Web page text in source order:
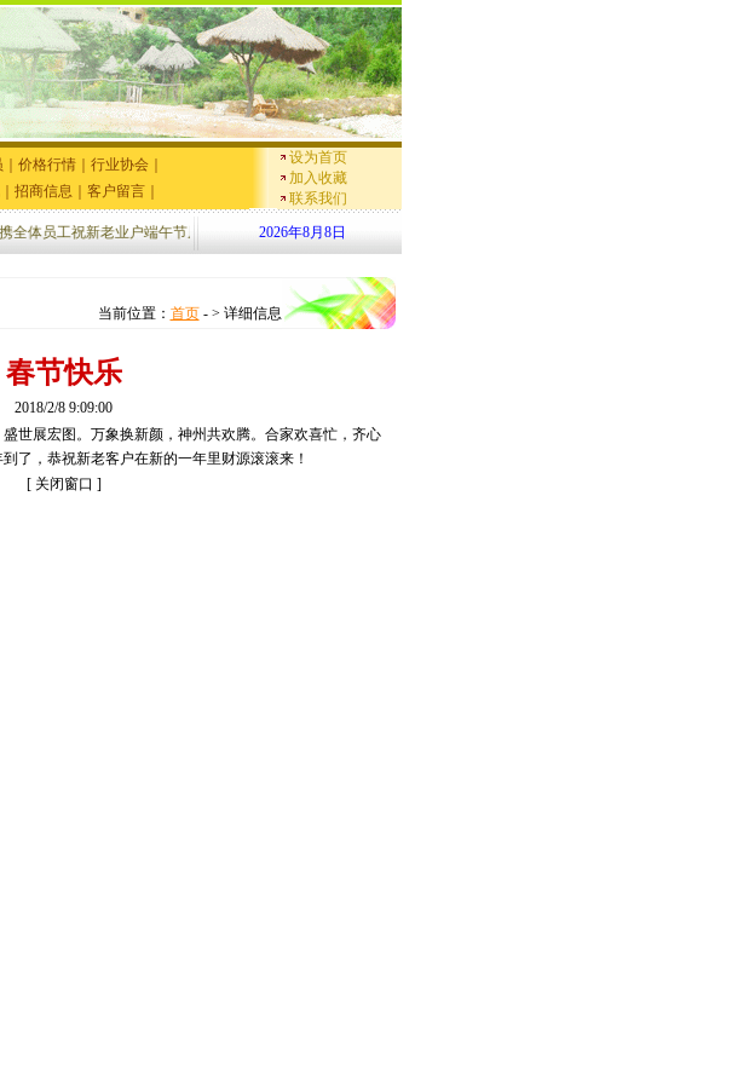
价格行情 行业协会
招商信息 客户留言
设为首页
加入收藏
联系我们
体员工祝新老业户端午节居快乐! 2019/6/6春季西红柿上市，质量好、品种全，欢迎前来收购。
2026年8月8日
当前位置： 首页 - > 详细信息
春节快乐
2018/2/8 9:09:00
世展宏图。万象换新颜，神州共欢腾。合家欢喜忙，齐心
了，恭祝新老客户在新的一年里财源滚滚来！
[ 关闭窗口 ]